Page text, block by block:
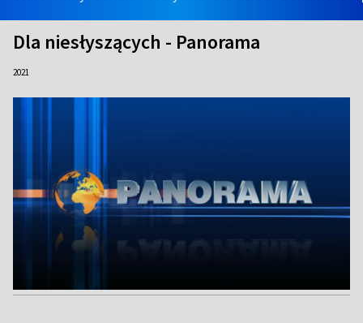
Dla niesłyszących - Panorama
2021